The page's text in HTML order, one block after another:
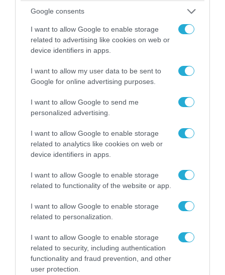
Google consents
I want to allow Google to enable storage
related to advertising like cookies on web or
device identifiers in apps.
I want to allow my user data to be sent to
Google for online advertising purposes.
I want to allow Google to send me
personalized advertising.
I want to allow Google to enable storage
related to analytics like cookies on web or
device identifiers in apps.
I want to allow Google to enable storage
related to functionality of the website or app.
I want to allow Google to enable storage
related to personalization.
I want to allow Google to enable storage
related to security, including authentication
functionality and fraud prevention, and other
user protection.
06.08.2026 | 09:03
«Οι εντελώς αθώοι»: Η ανάρτηση του Αρκά για
τα ζώα που χάθηκαν στις πυρκαγιές της
04.08.2026 | 15:02
Αυτή την ώρα το τελευταίο «αντίο» στον πρώην
υπουργό Ι.Βαρβιτσιώτη (φωτο)